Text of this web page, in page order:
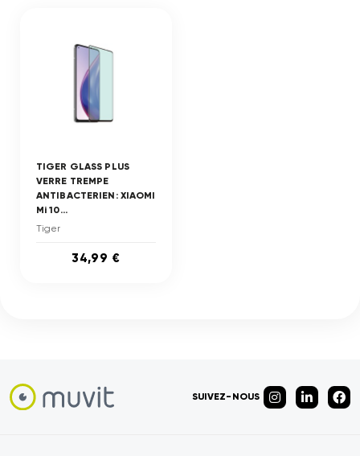
TIGER GLASS PLUS
VERRE TREMPE
ANTIBACTERIEN: XIAOMI
Mi 10...
Tiger
34,99 €
SUIVEZ-NOUS